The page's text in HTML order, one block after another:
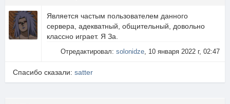
Является частым пользователем данного
сервера, адекватный, общительный, довольно
классно играет. Я За.
Отредактировал: solonidze, 10 января 2022 г, 02:47
Спасибо сказали: satter